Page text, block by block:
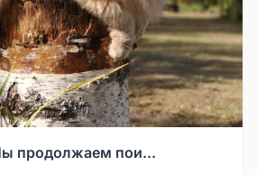
продолжаем пои...